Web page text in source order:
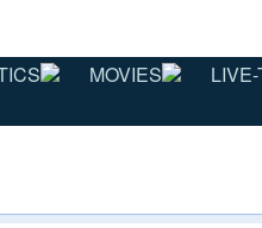
MOVIES